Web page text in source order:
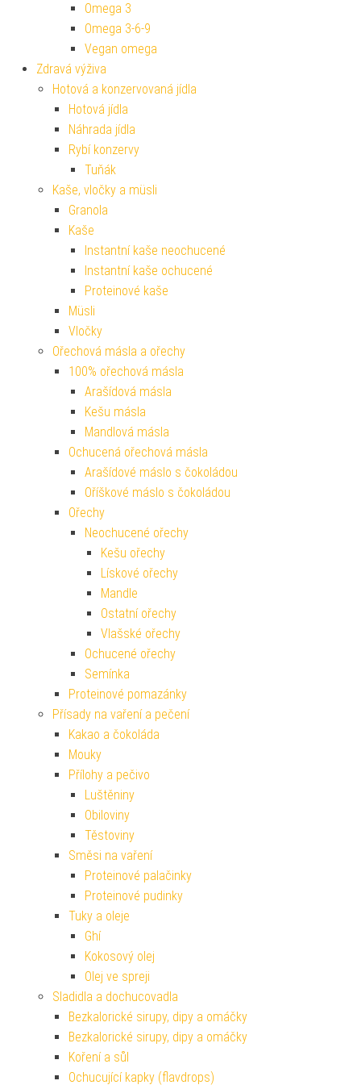
Omega 3
Omega 3-6-9
Vegan omega
Zdravá výživa
Hotová a konzervovaná jídla
Hotová jídla
Náhrada jídla
Rybí konzervy
Tuňák
Kaše, vločky a müsli
Granola
Kaše
Instantní kaše neochucené
Instantní kaše ochucené
Proteinové kaše
Müsli
Vločky
Ořechová másla a ořechy
100% ořechová másla
Arašídová másla
Kešu másla
Mandlová másla
Ochucená ořechová másla
Arašídové máslo s čokoládou
Oříškové máslo s čokoládou
Ořechy
Neochucené ořechy
Kešu ořechy
Lískové ořechy
Mandle
Ostatní ořechy
Vlašské ořechy
Ochucené ořechy
Semínka
Proteinové pomazánky
Přísady na vaření a pečení
Kakao a čokoláda
Mouky
Přílohy a pečivo
Luštěniny
Obiloviny
Těstoviny
Směsi na vaření
Proteinové palačinky
Proteinové pudinky
Tuky a oleje
Ghí
Kokosový olej
Olej ve spreji
Sladidla a dochucovadla
Bezkalorické sirupy, dipy a omáčky
Bezkalorické sirupy, dipy a omáčky
Koření a sůl
Ochucující kapky (flavdrops)